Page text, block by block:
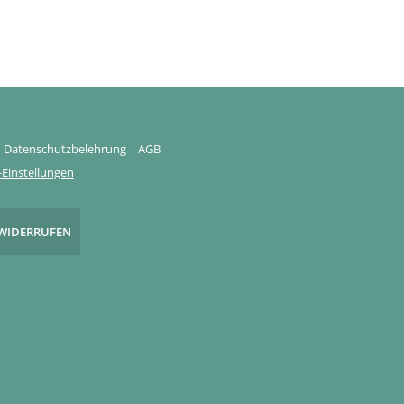
Datenschutzbelehrung
AGB